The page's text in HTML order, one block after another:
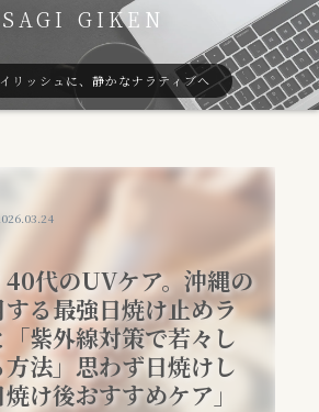
GIKEN
リッシュに、静かなナラティブへ
40代のUVケア。沖縄の
る最強日焼け止めラ
紫外線対策で若々し
法」思わず日焼けし
け後おすすめケア」